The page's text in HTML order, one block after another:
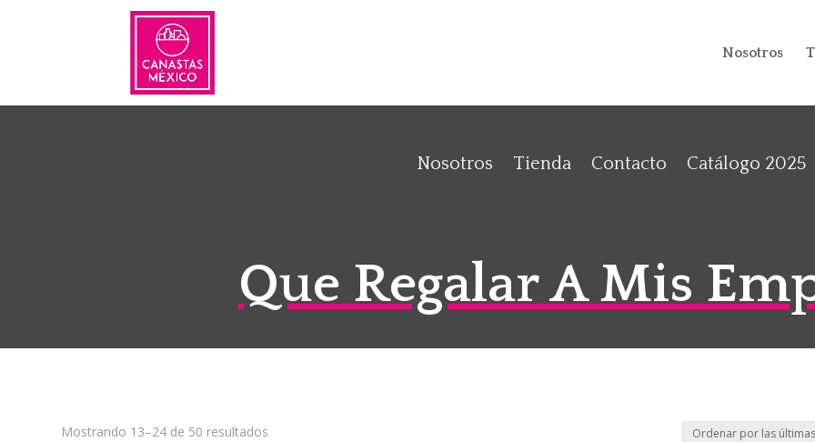
Nosotros
Nosotros Tienda Contacto Catálogo 2025
Que Regalar A Mis
Mostrando 13–24 de 50 resultados